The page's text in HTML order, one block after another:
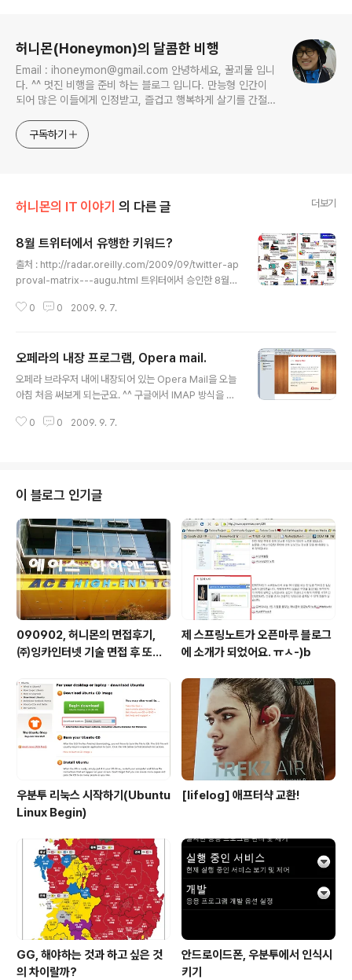
허니몬(Honeymon)의 달콤한 비행
Email : ihoneymon@gmail.com 안녕하세요, 꿀괴물 입니
다. ^^ 멋진 비행을 준비 하는 블로그 입니다. 만능형 인간이
되어 많은 이들에게 인정받고, 즐겁고 행복하게 살기를 간절히
지켜봐주세요!! ^^
구독하기
허니몬의 IT 이야기 의 다른 글 더보기
8월 트위터에서 유행한 키워드?
출처 : http://radar.oreilly.com/2009/09/twitter-ap
proval-matrix---augu.html 트위터에서 승인한 8월의
인 자료는 아니고, 작성자의 개인적인 의견이 많이 들어간
세한 내용을 전달해드리지 못해서 죄송합니다. 영어 공부
는 쭈욱 계속 되어야 겠습니다. twitter, iphone, facebo
ok & google 은 트위터 트래픽의 최상위를 차지하고 있
e(#TCOT)) http://www.tcotreport.com..
0 0 2009. 9. 7.
오페라의 내장 프로그램, Opera mail.
오페라 브라우저 내에 내장되어 있는 Opera Mail을 오늘
아침 처음 써보게 되는군요. ^^ 구글에서 IMAP 방식을 지
라 메일에서 편하게 사용을 할 수가 있게 되어 있군요. +_
가 메모리를 좀 많이 차지하기는 하네요. 다른 프로그램에
비해서 그런 부분이 조금 있기는 하네요. 그래도 메모리 자
체는 충분하니까~ >ㅅ
0 0 2009. 9. 7.
이 블로그 인기글
090902, 허니몬의 면접후기,
㈜잉카인터넷 기술 면접 후 또한
업!!
제 스프링노트가 오픈마루 블로그
에 소개가 되었어요. ㅠㅅ-)b
우분투 리눅스 시작하기(Ubuntu
Linux Begin)
[lifelog] 애프터샥 교환!
GG, 해야하는 것과 하고 싶은 것
의 차이랄까?
안드로이드폰, 우분투에서 인식시
키기